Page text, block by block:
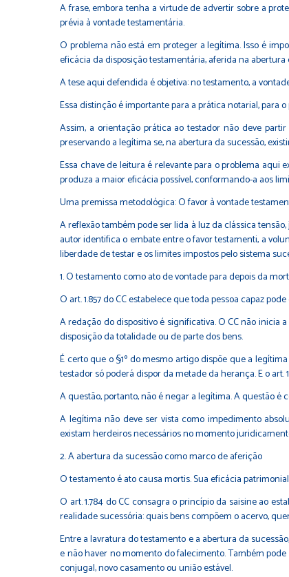
A frase, embora tenha a virtude de advertir sobre a
prévia à vontade testamentária.
O problema não está em proteger a legítima. Isso é
eficácia da disposição testamentária, aferida na abertura
A tese aqui defendida é objetiva: no testamento, a
Essa distinção é importante para a prática notarial, para
Assim, a orientação prática ao testador não deve
preservando a legítima se, na abertura da sucessão,
Essa chave de leitura é relevante para o problema
produza a maior eficácia possível, conformando-a aos
Uma premissa metodológica: O favor à vontade
A reflexão também pode ser lida à luz da clássica
autor identifica o embate entre o favor testamenti, a
liberdade de testar e os limites impostos pelo sistema
1. O testamento como ato de vontade para depois da
O art. 1.857 do CC estabelece que toda pessoa capaz
A redação do dispositivo é significativa. O CC não
disposição da totalidade ou de parte dos bens.
É certo que o §1º do mesmo artigo dispõe que a
testador só poderá dispor da metade da herança. E o
A questão, portanto, não é negar a legítima. A questão é
A legítima não deve ser vista como impedimento
existam herdeiros necessários no momento
2. A abertura da sucessão como marco de aferição
O testamento é ato causa mortis. Sua eficácia
O art. 1.784 do CC consagra o princípio da saisine ao
realidade sucessória: quais bens compõem o acervo,
Entre a lavratura do testamento e a abertura da
e não haver no momento do falecimento. Também
conjugal, novo casamento ou união estável.